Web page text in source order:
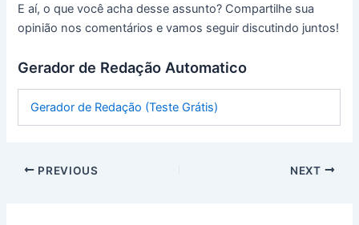
E aí, o que você acha desse assunto? Compartilhe sua
opinião nos comentários e vamos seguir discutindo juntos!
Gerador de Redação Automatico
Gerador de Redação (Teste Grátis)
PREVIOUS NEXT